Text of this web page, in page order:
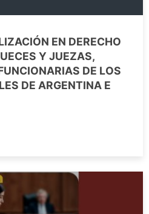
EN DERECHO
Y JUEZAS,
DE LOS
DE ARGENTINA E